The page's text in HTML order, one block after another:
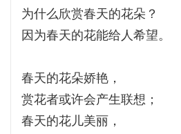
为什么欣赏春天的花朵？
因为春天的花能给人希望。
春天的花朵娇艳，
赏花者或许会产生联想；
春天的花儿美丽，